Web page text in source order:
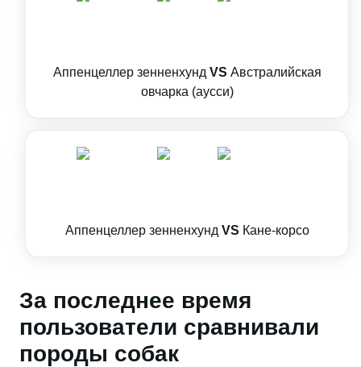
Аппенцеллер зенненхунд VS Австралийская
овчарка (аусси)
Аппенцеллер зенненхунд VS Кане-корсо
За последнее время
пользователи сравнивали
породы собак